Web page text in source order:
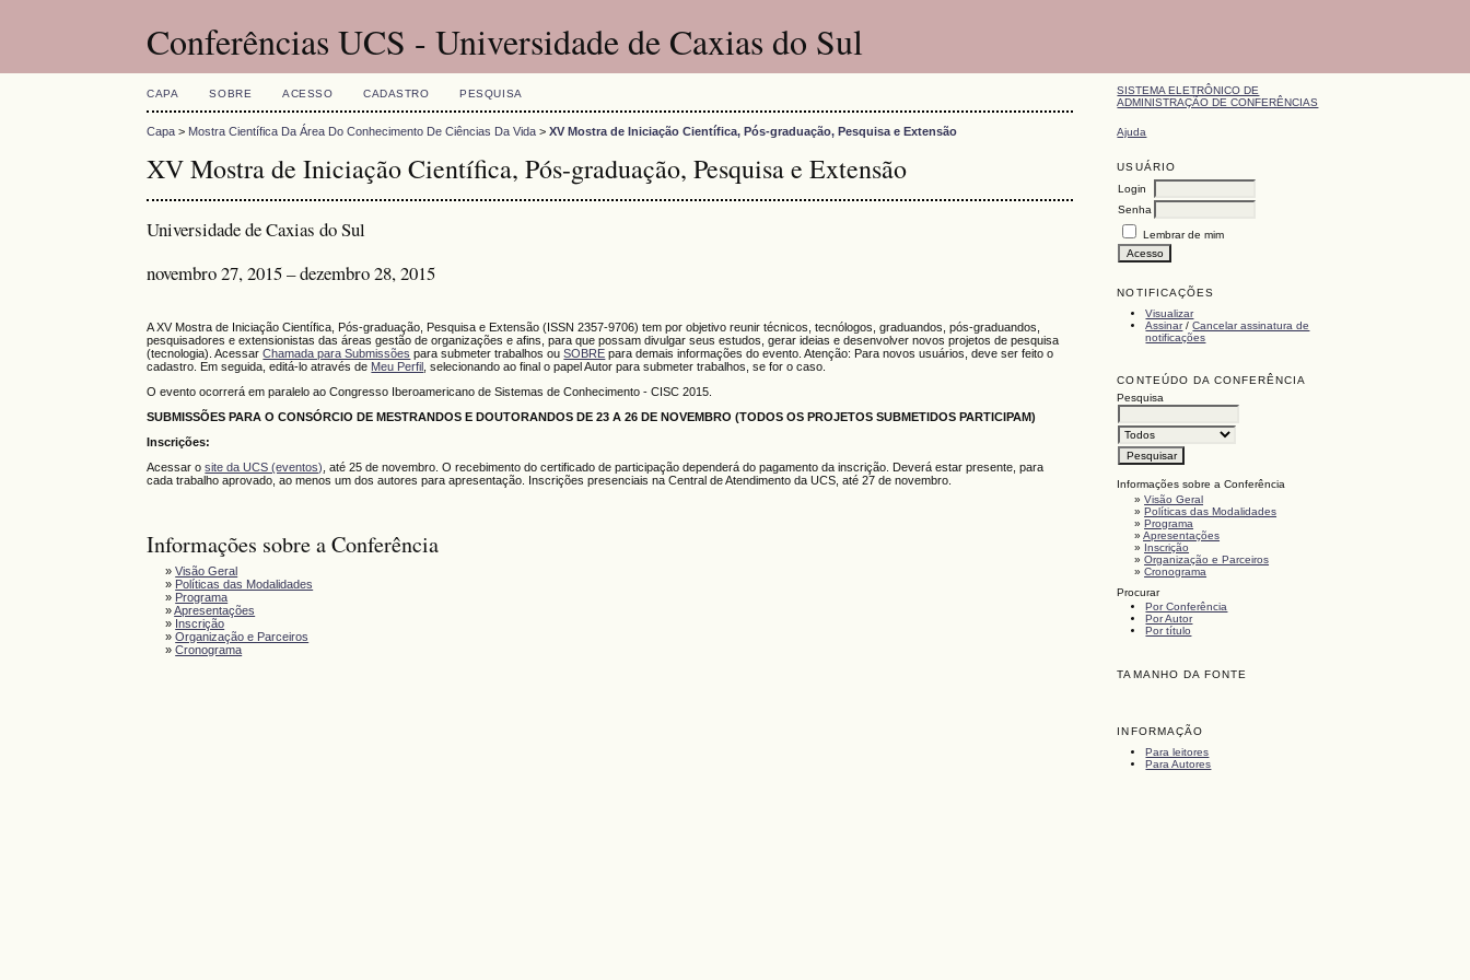
Conferências UCS - Universidade de Caxias do Sul
SISTEMA ELETRÔNICO DE
ADMINISTRAÇÃO DE CONFERÊNCIAS
Ajuda
USUÁRIO
Login
Senha
Lembrar de mim
NOTIFICAÇÕES
Visualizar
Assinar/Cancelar assinatura de
notificações
CONTEÚDO DA CONFERÊNCIA
Pesquisa
Informações sobre a Conferência
»Visão Geral
»Políticas das Modalidades
»Programa
»Apresentações
» Inscrição
»Organização e Parceiros
»Cronograma
Procurar
Por Conferência
Por Autor
Por título
TAMANHO DA FONTE
INFORMAÇÃO
Para leitores
Para Autores
CAPA SOBRE ACESSO CADASTRO PESQUISA
Capa > Mostra Científica Da Área Do Conhecimento De Ciências Da Vida >XV Mostra de Iniciação Científica, Pós-graduação, Pesquisa e Extensão
XV Mostra de Iniciação Científica, Pós-graduação, Pesquisa e Extensão
Universidade de Caxias do Sul
novembro 27, 2015 – dezembro 28, 2015
A XV Mostra de Iniciação Científica, Pós-graduação, Pesquisa e Extensão (ISSN 2357-9706) tem por objetivo reunir técnicos, tecnólogos, graduandos, pós-graduandos,
pesquisadores e extensionistas das áreas gestão de organizações e afins, para que possam divulgar seus estudos, gerar ideias e desenvolver novos projetos de pesquisa
(tecnologia). AcessarChamada para Submissões para submeter trabalhos ouSOBRE para demais informações do evento. Atenção: Para novos usuários, deve ser feito o
cadastro. Em seguida, editá-lo através de Meu Perfil , selecionando ao final o papel Autor para submeter trabalhos, se for o caso.
O evento ocorrerá em paralelo ao Congresso Iberoamericano de Sistemas de Conhecimento - CISC 2015.
SUBMISSÕES PARA O CONSÓRCIO DE MESTRANDOS E DOUTORANDOS DE 23 A 26 DE NOVEMBRO (TODOS OS PROJETOS SUBMETIDOS PARTICIPAM)
Inscrições:
Acessar osite da UCS (eventos) , até 25 de novembro. O recebimento do certificado de participação dependerá do pagamento da inscrição. Deverá estar presente, para
cada trabalho aprovado, ao menos um dos autores para apresentação. Inscrições presenciais na Central de Atendimento da UCS, até 27 de novembro.
Informações sobre a Conferência
»Visão Geral
» Políticas das Modalidades
» Programa
»Apresentações
» Inscrição
»Organização e Parceiros
»Cronograma